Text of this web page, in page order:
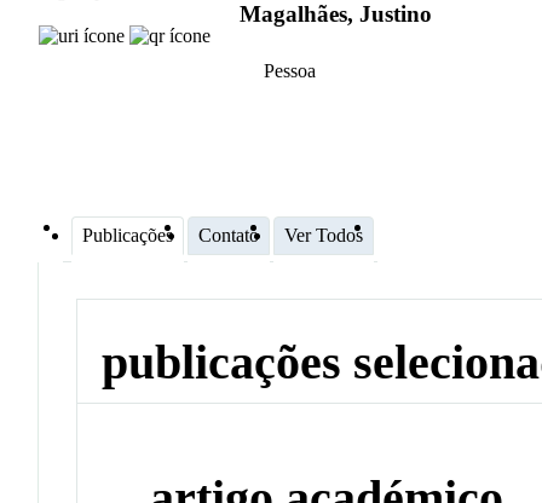
Magalhães, Justino
Pessoa
Publicações Contato Ver Todos
publicações